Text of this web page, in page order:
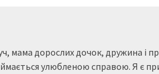
мама дорослих дочок, дружина і
улюбленою справою. Я є